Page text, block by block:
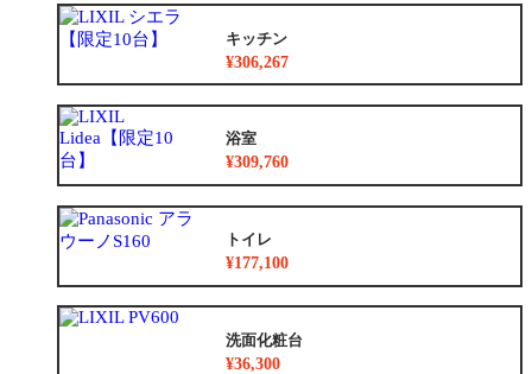
キッチン
¥306,267
浴室
¥309,760
トイレ
¥177,100
洗面化粧台
¥36,300